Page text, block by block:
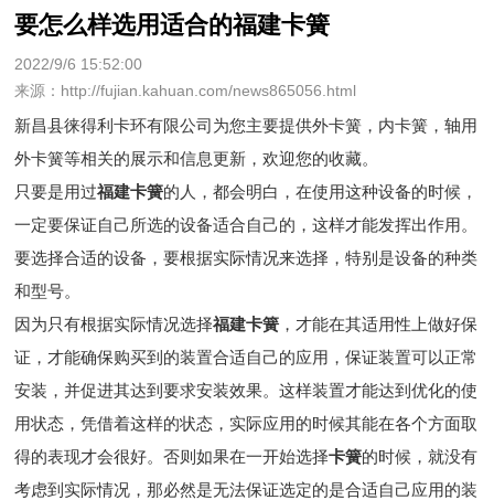
要怎么样选用适合的福建卡簧
2022/9/6 15:52:00
来源：http://fujian.kahuan.com/news865056.html
新昌县徕得利卡环有限公司为您主要提供外卡簧 ，内卡簧，轴用
外卡簧等相关的展示和信息更新，欢迎您的收藏。
只要是用过福建卡簧的人，都会明白，在使用这种设备的时候，
一定要保证自己所选的设备适合自己的，这样才能发挥出作用。
要选择合适的设备，要根据实际情况来选择，特别是设备的种类
和型号。
因为只有根据实际情况选择福建卡簧 ，才能在其适用性上做好保
证，才能确保购买到的装置合适自己的应用，保证装置可以正常
安装，并促进其达到要求安装效果。这样装置才能达到优化的使
用状态，凭借着这样的状态，实际应用的时候其能在各个方面取
得的表现才会很好。否则如果在一开始选择卡簧的时候，就没有
考虑到实际情况，那必然是无法保证选定的是合适自己应用的装